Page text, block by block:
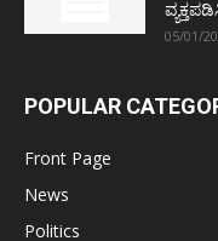
05/01/
POPULAR
Front Page
News
Politics